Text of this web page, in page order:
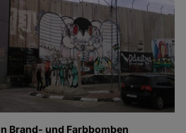
Brand- und Farbbomben